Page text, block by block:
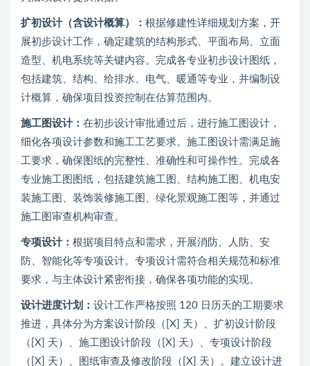
扩初设计（含设计概算）： 根据修建性详细规划方案，开
展初步设计工作，确定建筑的结构形式、平面布局、立面
造型、机电系统等关键内容。完成各专业初步设计图纸，
包括建筑、结构、给排水、电气、暖通等专业，并编制设
计概算，确保项目投资控制在估算范围内。
施工图设计： 在初步设计审批通过后，进行施工图设计，
细化各项设计参数和施工工艺要求。施工图设计需满足施
工要求，确保图纸的完整性、准确性和可操作性。完成各
专业施工图图纸，包括建筑施工图、结构施工图、机电安
装施工图、装饰装修施工图、绿化景观施工图等，并通过
施工图审查机构审查。
专项设计： 根据项目特点和需求，开展消防、人防、安
防、智能化等专项设计。专项设计需符合相关规范和标准
要求，与主体设计紧密衔接，确保各项功能的实现。
设计进度计划： 设计工作严格按照 120 日历天的工期要求
推进，具体分为方案设计阶段（[X] 天）、扩初设计阶段
（[X] 天）、施工图设计阶段（[X] 天）、专项设计阶段
（[X] 天）、图纸审查及修改阶段（[X] 天）。建立设计进